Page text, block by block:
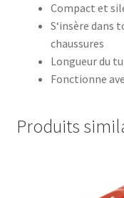
Compact et
S‘insère dans
chaussures
Longueur du
Fonctionne
Produits